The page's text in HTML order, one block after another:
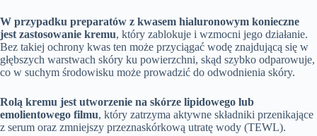
W przypadku preparatów z kwasem hialuronowym konieczne
jest zastosowanie kremu, który zablokuje i wzmocni jego działanie.
Bez takiej ochrony kwas ten może przyciągać wodę znajdującą się w
głębszych warstwach skóry ku powierzchni, skąd szybko odparowuje,
co w suchym środowisku może prowadzić do odwodnienia skóry.
Rolą kremu jest utworzenie na skórze lipidowego lub
emolientowego filmu, który zatrzyma aktywne składniki przenikające
z serum oraz zmniejszy przeznaskórkową utratę wody (TEWL).